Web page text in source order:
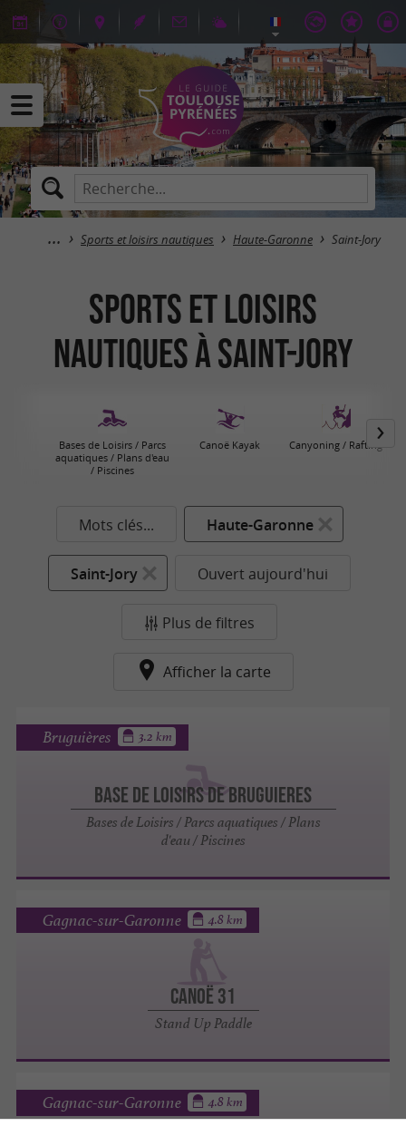
Sports et loisirs nautiques Haute-Garonne Saint-Jory
Sports et loisirs
nautiques à Saint-Jory
Bases de Loisirs / Parcs
aquatiques / Plans d'eau
/ Piscines
Canoë Kayak Canyoning / Rafting
Mots clés... Haute-Garonne
Saint-Jory Ouvert aujourd'hui
Plus de filtres
Afficher la carte
BASE DE LOISIRS DE BRUGUIERES
Bases de Loisirs / Parcs aquatiques / Plans
d'eau / Piscines
Bruguières 3.2 km
Canoë 31
Stand Up Paddle
Gagnac-sur-Garonne 4.8 km
Gagnac-sur-Garonne 4.8 km